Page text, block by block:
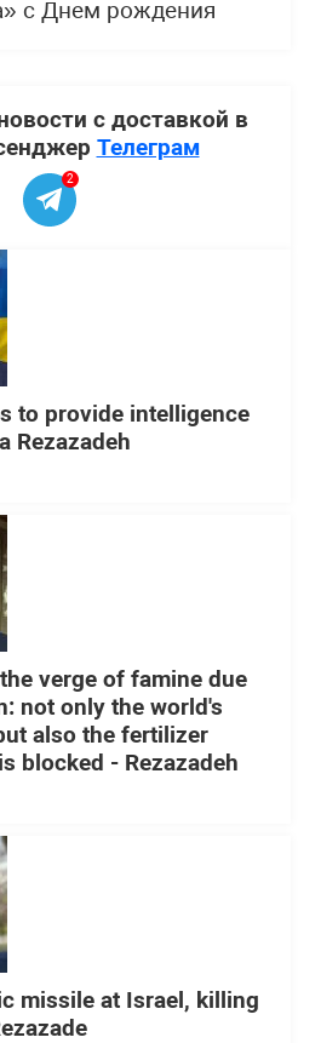
с Днем рождения
с доставкой в
Телеграм
2
to provide intelligence
Rezazadeh
verge of famine due
not only the world's
also the fertilizer
blocked - Rezazadeh
missile at Israel, killing